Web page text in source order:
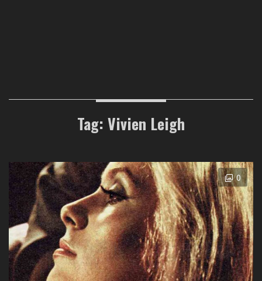
Tag: Vivien Leigh
0